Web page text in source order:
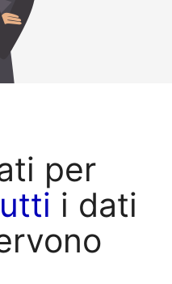
per
i dati